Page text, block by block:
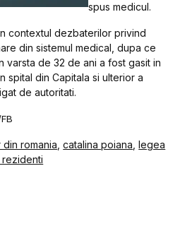
spus medicul.
contextul dezbaterilor privind
din sistemul medical, dupa ce
varsta de 32 de ani a fost gasit in
spital din Capitala si ulterior a
de autoritati.
romania ,catalina poiana ,legea